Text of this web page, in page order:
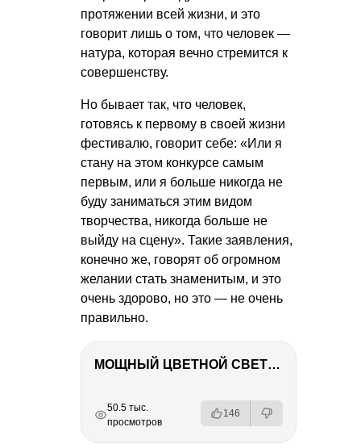
протяжении всей жизни, и это
говорит лишь о том, что человек —
натура, которая вечно стремится к
совершенству.
Но бывает так, что человек,
готовясь к первому в своей жизни
фестивалю, говорит себе: «Или я
стану на этом конкурсе самым
первым, или я больше никогда не
буду заниматься этим видом
творчества, никогда больше не
выйду на сцену». Такие заявления,
конечно же, говорят об огромном
желании стать знаменитым, и это
очень здорово, но это — не очень
правильно.
МОЩНЫЙ ЦВЕТНОЙ СВЕТ – NANLITE FC-500C
РЕКЛАМА
РЕКЛАМА
РЕКЛАМА
РЕКЛАМА
РЕКЛАМА
РЕКЛАМА
50.5 тыс.
просмотров
146